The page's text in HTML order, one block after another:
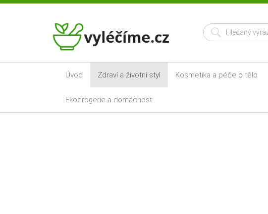
Úvod Zdraví a životní styl Kosmetika a péče o tělo
Ekodrogerie a domácnost